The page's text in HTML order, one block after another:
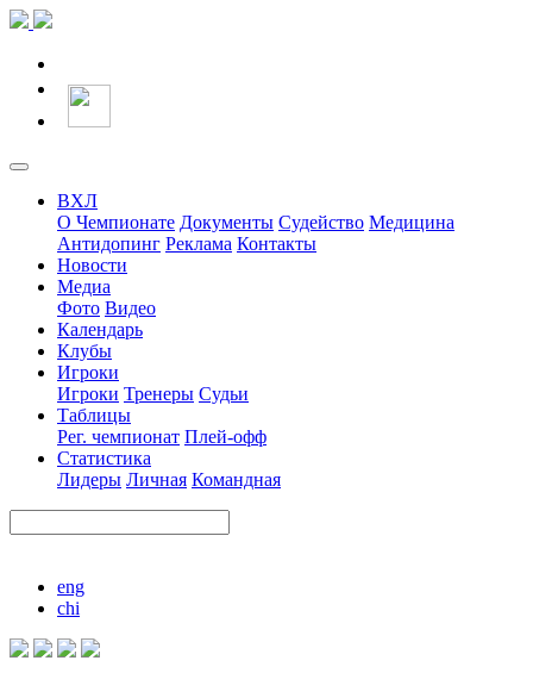
ВХЛ
О Чемпионате Документы Судейство Медицина
Антидопинг Реклама Контакты
Новости
Медиа
Фото Видео
Календарь
Клубы
Игроки
Игроки Тренеры Судьи
Таблицы
Рег. чемпионат Плей-офф
Статистика
Лидеры Личная Командная
eng
chi